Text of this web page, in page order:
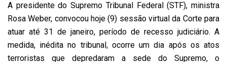
A presidente do Supremo Tribunal Federal (STF), ministra
Rosa Weber, convocou hoje (9) sessão virtual da Corte para
atuar até 31 de janeiro, período de recesso judiciário. A
medida, inédita no tribunal, ocorre um dia após os atos
terroristas que depredaram a sede do Supremo, o